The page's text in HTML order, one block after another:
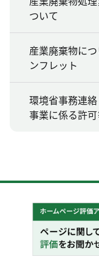
ついて
産業廃棄物に
ンフレット
環境省事務連
事業に係る許可